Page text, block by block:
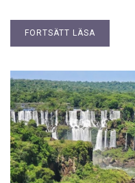
FORTSÄTT LÄSA